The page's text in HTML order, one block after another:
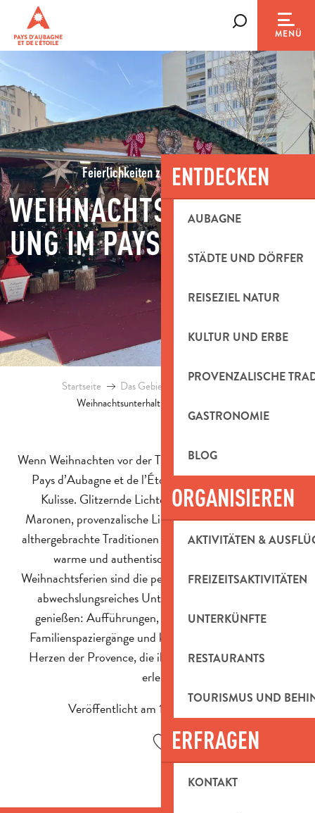
contenu
principal
MENÜ
ENTDECKEN
AUBAGNE
STÄDTE UND DÖRFER
REISEZIEL NATUR
KULTUR UND ERBE
PROVENZALISCHE
GASTRONOMIE
BLOG
ORGANISIEREN
AKTIVITÄTEN &
FREIZEITSAKTIVITÄTEN
UNTERKÜNFTE
RESTAURANTS
TOURISMUS UND
ERFRAGEN
KONTAKT
Feierlichkeiten zum Jahresende
WEIHNACHTSUNTERHALT
UNG IM PAYS D'AUBAGNE
Startseite Das Gebiet entdecken
Weihnachtsunterhaltung im Pays d’Aubagne
Wenn Weihnachten vor der Tür steht, verwandelt sich das
Pays d’Aubagne et de l’Étoile in eine märchenhafte
Kulisse. Glitzernde Lichter, der Duft von heißen
Maronen, provenzalische Lieder, Gourmetmärkte und
althergebrachte Traditionen verleihen den Dörfern eine
warme und authentische Atmosphäre. Die
Weihnachtsferien sind die perfekte Gelegenheit, um ein
abwechslungsreiches Unterhaltungsprogramm zu
genießen: Aufführungen, Feuerwerke, Führungen,
Familienspaziergänge und kulturelle Höhepunkte im
Herzen der Provence, die ihre Kalenderfeste intensiv
erlebt.
Veröffentlicht am 1 Dezember 2025
Ajouter aux favoris